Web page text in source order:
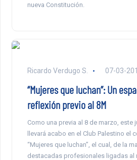
nueva Constitución.
Ricardo Verdugo S. 07-03-
“Mujeres que luchan”: Un
reflexión previo al 8M
Como una previa al 8 de marzo, este
llevará acabo en el Club Palestino el
“Mujeres que luchan”, el cual, de la
destacadas profesionales ligadas al